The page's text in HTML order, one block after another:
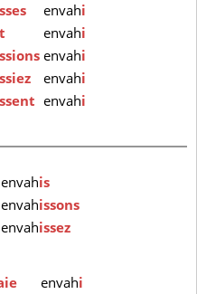
envahi
envahi
envahi
envahi
envahi
envahis
envahissons
envahissez
envahi